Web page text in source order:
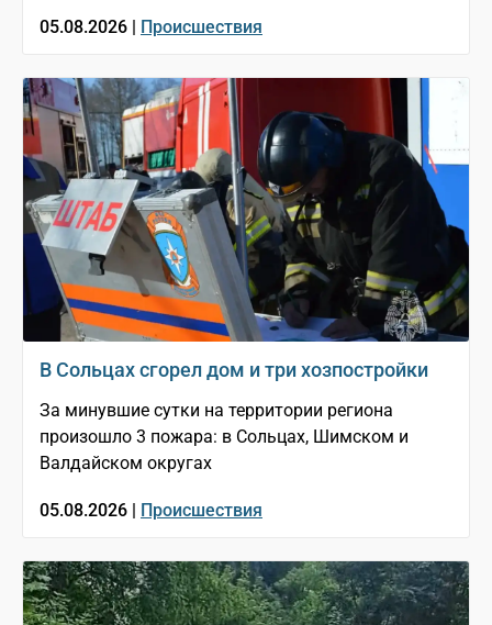
05.08.2026 | Происшествия
В Сольцах сгорел дом и три хозпостройки
За минувшие сутки на территории региона
произошло 3 пожара: в Сольцах, Шимском и
Валдайском округах
05.08.2026 | Происшествия